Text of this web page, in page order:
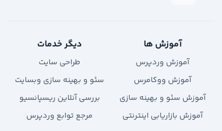
آموزش ها
آموزش وردپرس
آموزش ووکامرس
آموزش سئو و بهینه سازی
آموزش بازاریابی اینترنتی
دیگر خدمات
طراحی سایت
سئو و بهینه سازی وبسایت
بررسی آنلاین ریسپانسیو
مرجع توابع وردپرس